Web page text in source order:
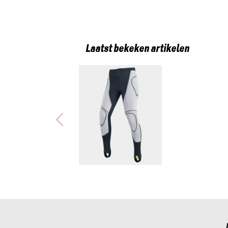
Laatst bekeken artikelen